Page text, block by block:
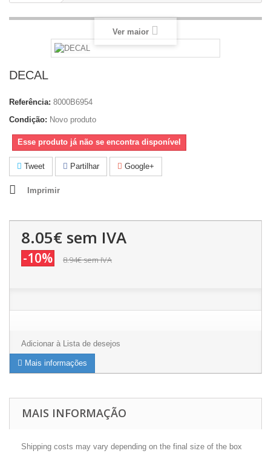
Ver maior
DECAL
Referência: 8000B6954
Condição: Novo produto
Esse produto já não se encontra disponível
Tweet Partilhar Google+
Imprimir
8.05€ sem IVA
-10% 8.94€sem IVA
Adicionar à Lista de desejos
Mais informações
MAIS INFORMAÇÃO
Shipping costs may vary depending on the final size of the box